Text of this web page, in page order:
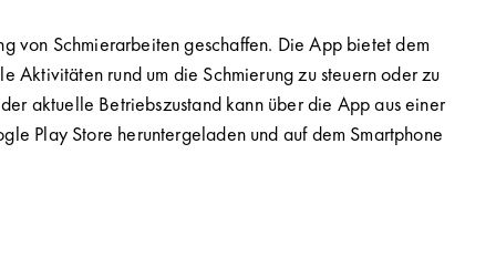
von Schmierarbeiten geschaffen. Die App bietet dem
Aktivitäten rund um die Schmierung zu steuern oder zu
aktuelle Betriebszustand kann über die App aus einer
Play Store heruntergeladen und auf dem Smartphone